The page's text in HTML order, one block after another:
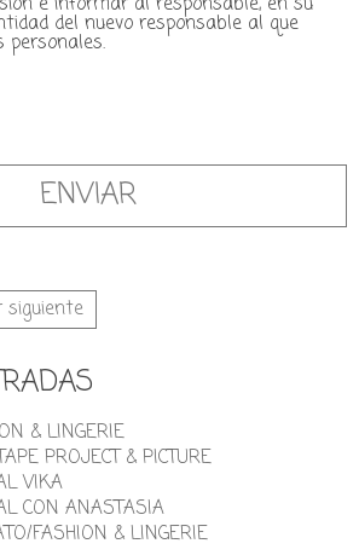
del nuevo responsable al que
siguiente
& LINGERIE
PROJECT & PICTURE
VIKA
CON ANASTASIA
FASHION & LINGERIE